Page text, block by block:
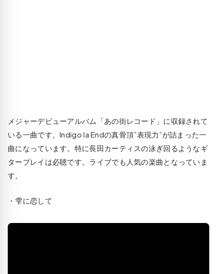
メジャーデビューアルバム「あの街レコード」に収録されて
いる一曲です。Indigo la Endの真骨頂”表現力”が詰まった一
曲になっています。特に長田カーティスの泳ぎ回るようなギ
タープレイは必聴です。ライブでも人気の楽曲となっていま
す。
・雫に恋して